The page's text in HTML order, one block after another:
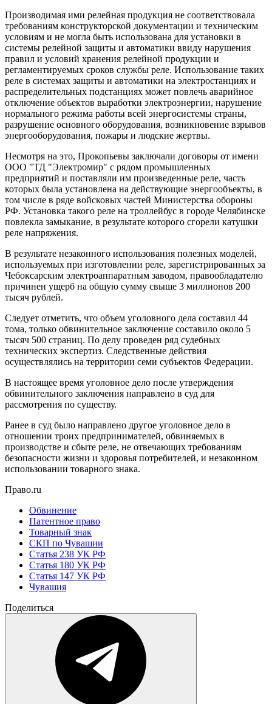
Производимая ими релейная продукция не соответствовала
требованиям конструкторской документации и техническим
условиям и не могла быть использована для установки в
системы релейной защиты и автоматики ввиду нарушения
правил и условий хранения релейной продукции и
регламентируемых сроков службы реле. Использование таких
реле в системах защиты и автоматики на электростанциях и
распределительных подстанциях может повлечь аварийное
отключение объектов выработки электроэнергии, нарушение
нормального режима работы всей энергосистемы страны,
разрушение основного оборудования, возникновение взрывов
энергооборудования, пожары и людские жертвы.
Несмотря на это, Прокопьевы заключали договоры от имени
ООО "ТД "Электромир" с рядом промышленных
предприятий и поставляли им произведенные реле, часть
которых была установлена на действующие энергообъекты, в
том числе в ряде войсковых частей Министерства обороны
РФ. Установка такого реле на троллейбус в городе Челябинске
повлекла замыкание, в результате которого сгорели катушки
реле напряжения.
В результате незаконного использования полезных моделей,
используемых при изготовлении реле, зарегистрированных за
Чебоксарским электроаппаратным заводом, правообладателю
причинен ущерб на общую сумму свыше 3 миллионов 200
тысяч рублей.
Следует отметить, что объем уголовного дела составил 44
тома, только обвинительное заключение составило около 5
тысяч 500 страниц. По делу проведен ряд судебных
технических экспертиз. Следственные действия
осуществлялись на территории семи субъектов Федерации.
В настоящее время уголовное дело после утверждения
обвинительного заключения направлено в суд для
рассмотрения по существу.
Ранее в суд было направлено другое уголовное дело в
отношении троих предпринимателей, обвиняемых в
производстве и сбыте реле, не отвечающих требованиям
безопасности жизни и здоровья потребителей, и незаконном
использовании товарного знака.
Право.ru
Обвинение
Патентное право
Товарный знак
СКП по Чувашии
Статья 238 УК РФ
Статья 180 УК РФ
Статья 147 УК РФ
Чувашия
Поделиться